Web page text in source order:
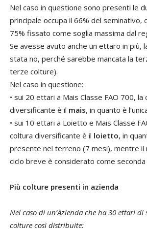
Nel caso in questione sono presenti le
principale occupa il 66% del seminativo,
75% fissato come soglia massima dal
Se avesse avuto anche un ettaro in più,
stata no, perché sarebbe mancata la
terze colture).
Nel caso in questione:
• sui 20 ettari a Mais Classe FAO 700, la
diversificante è il mais, in quanto è
• sui 10 ettari a Loietto e Mais Classe
coltura diversificante è il loietto, in
presente nel terreno (7 mesi), mentre il
ciclo breve è considerato come seconda
Più colture presenti in azienda
Nel caso di un’Azienda che ha 30 ettari di
colture così distribuite: